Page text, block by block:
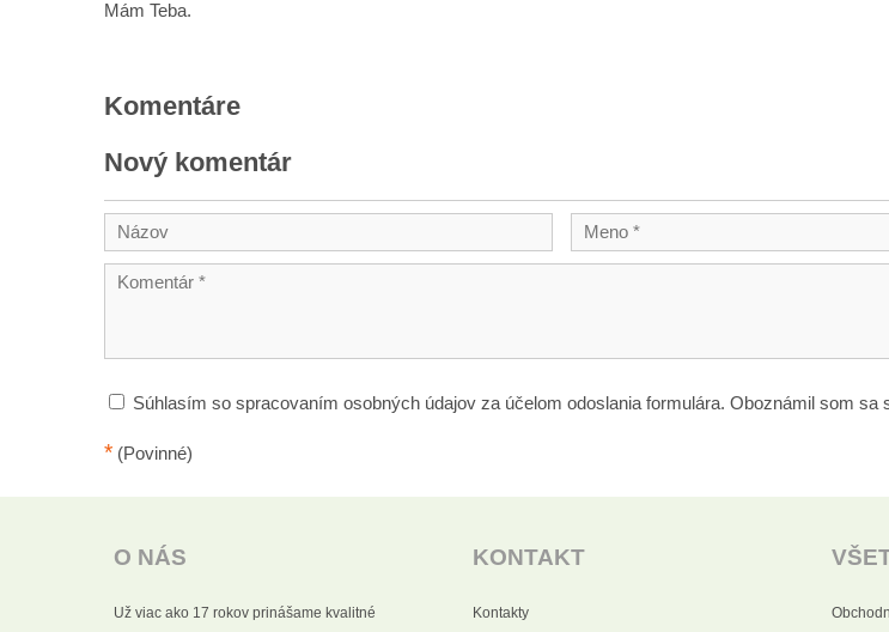
Mám Teba.
Komentáre
Nový komentár
Súhlasím so spracovaním osobných údajov za účelom odoslania formulára. Oboznámil som sa
* (Povinné)
O NÁS
Už viac ako 17 rokov prinášame kvalitné
KONTAKT
Kontakty